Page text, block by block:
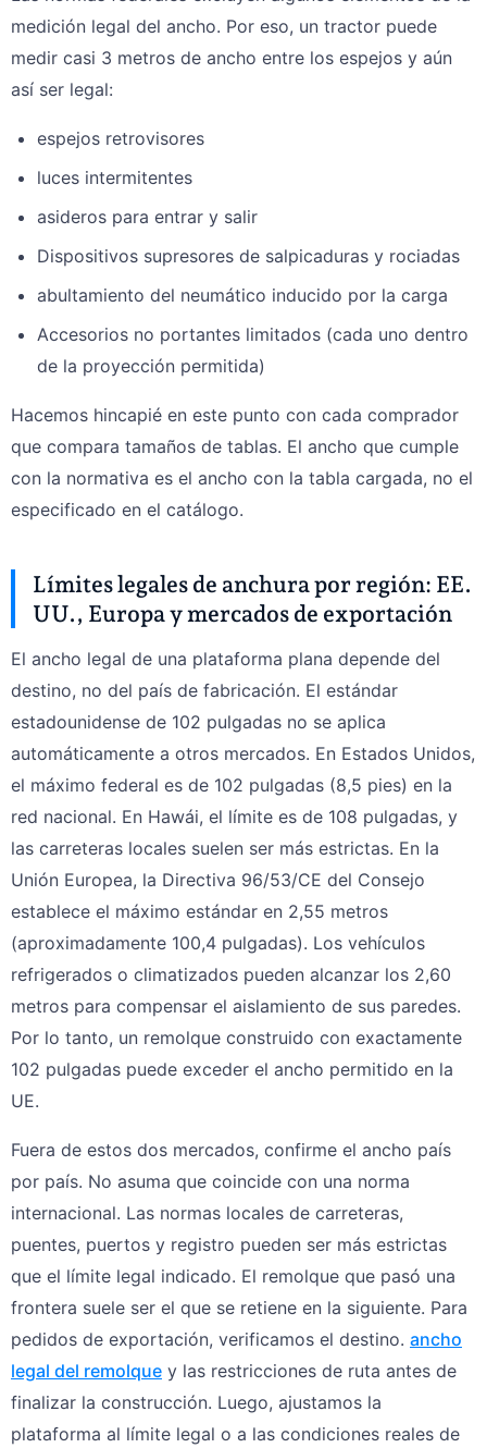
medición legal del ancho. Por eso, un tractor puede
medir casi 3 metros de ancho entre los espejos y aún
así ser legal:
espejos retrovisores
luces intermitentes
asideros para entrar y salir
Dispositivos supresores de salpicaduras y rociadas
abultamiento del neumático inducido por la carga
Accesorios no portantes limitados (cada uno dentro
de la proyección permitida)
Hacemos hincapié en este punto con cada comprador
que compara tamaños de tablas. El ancho que cumple
con la normativa es el ancho con la tabla cargada, no el
especificado en el catálogo.
Límites legales de anchura por región: EE.
UU., Europa y mercados de exportación
El ancho legal de una plataforma plana depende del
destino, no del país de fabricación. El estándar
estadounidense de 102 pulgadas no se aplica
automáticamente a otros mercados. En Estados Unidos,
el máximo federal es de 102 pulgadas (8,5 pies) en la
red nacional. En Hawái, el límite es de 108 pulgadas, y
las carreteras locales suelen ser más estrictas. En la
Unión Europea, la Directiva 96/53/CE del Consejo
establece el máximo estándar en 2,55 metros
(aproximadamente 100,4 pulgadas). Los vehículos
refrigerados o climatizados pueden alcanzar los 2,60
metros para compensar el aislamiento de sus paredes.
Por lo tanto, un remolque construido con exactamente
102 pulgadas puede exceder el ancho permitido en la
UE.
Fuera de estos dos mercados, confirme el ancho país
por país. No asuma que coincide con una norma
internacional. Las normas locales de carreteras,
puentes, puertos y registro pueden ser más estrictas
que el límite legal indicado. El remolque que pasó una
frontera suele ser el que se retiene en la siguiente. Para
pedidos de exportación, verificamos el destino. ancho
legal del remolque y las restricciones de ruta antes de
finalizar la construcción. Luego, ajustamos la
plataforma al límite legal o a las condiciones reales de